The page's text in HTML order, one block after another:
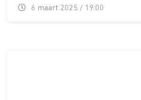
6 maart 2025 / 19:00